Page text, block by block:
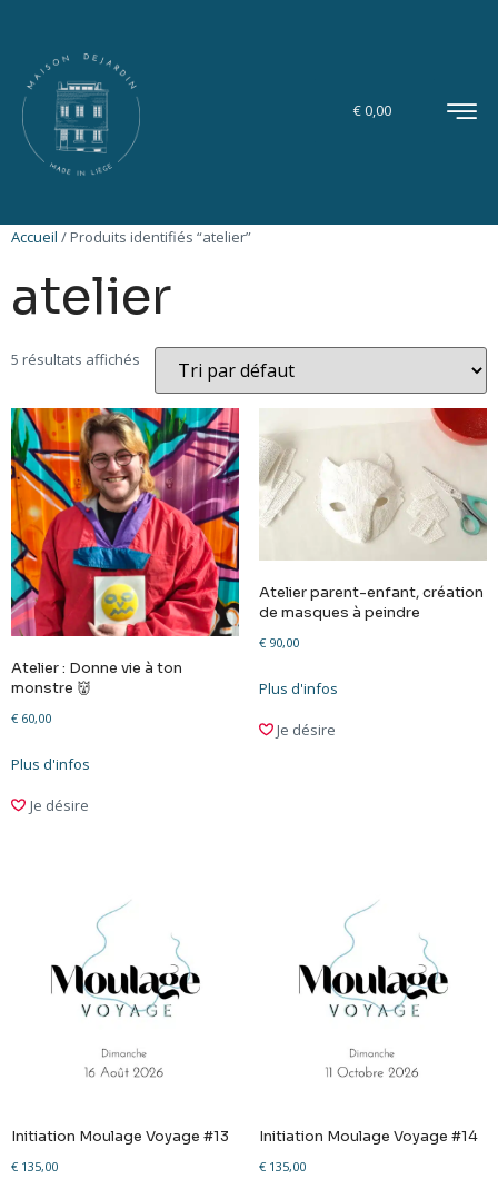
€0,00
Accueil / Produits identifiés “atelier”
atelier
5 résultats affichés
Atelier : Donne vie à ton
monstre 👹
€ 60,00
Plus d'infos
Je désire
Atelier parent-enfant, création
de masques à peindre
€90,00
Plus d'infos
Je désire
Initiation Moulage Voyage #13
€ 135,00
Initiation Moulage Voyage #14
€135,00